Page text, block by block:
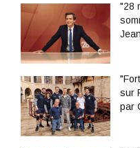
"28
sur
par